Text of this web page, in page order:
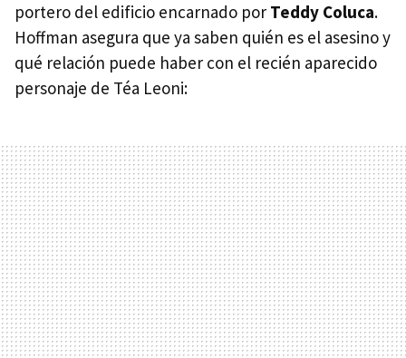
portero del edificio encarnado por Teddy Coluca.
Hoffman asegura que ya saben quién es el asesino y
qué relación puede haber con el recién aparecido
personaje de Téa Leoni: